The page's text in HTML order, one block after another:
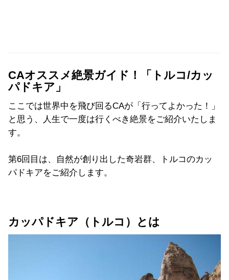
CAオススメ絶景ガイド！「トルコ/カッ
パドキア」
ここでは世界中を飛び回るCAが「行ってよかった！」
と思う、人生で一度は行くべき絶景をご紹介いたしま
す。
第6回目は、自然が創り出した奇岩群、トルコのカッ
パドキアをご紹介します。
カッパドキア（トルコ）とは